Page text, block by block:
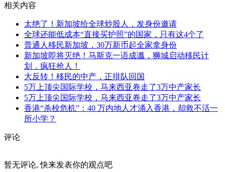
相关内容
太绝了！新加坡给全球炒股人，发身份邀请
全球还能低成本“直接买护照”的国家，只有这4个了
普通人移民新加坡，30万新币起全家拿身份
新加坡即将灭绝！马斯克一语成谶，狮城启动移民计
划，疯狂抢人！
大反转！移民的中产，正排队回国
5万上顶尖国际学校，马来西亚卷走了3万中产家长
5万上顶尖国际学校，马来西亚卷走了3万中产家长
香港“杀校危机”：40 万内地人才涌入香港，却救不活一
所小学？
评论
暂无评论, 快来发表你的观点吧